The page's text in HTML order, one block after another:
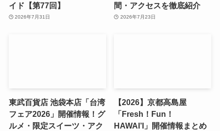
イド【第77回】
2026年7月31日
間・アクセスを徹底紹介
2026年7月23日
東武百貨店 池袋本店「台湾
フェア2026」開催情報！グ
ルメ・限定スイーツ・アク
【2026】京都高島屋
「Fresh！Fun！
HAWAI’I」開催情報まとめ